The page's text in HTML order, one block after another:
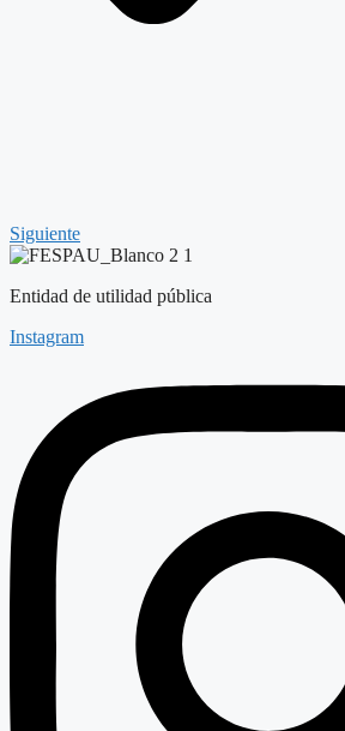
Siguiente
Entidad de utilidad pública
Instagram